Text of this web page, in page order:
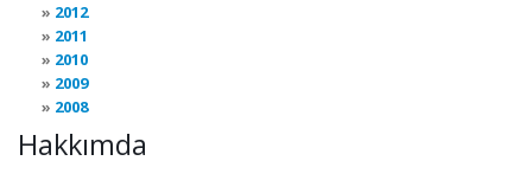
2012
2011
2010
2009
2008
Hakkımda